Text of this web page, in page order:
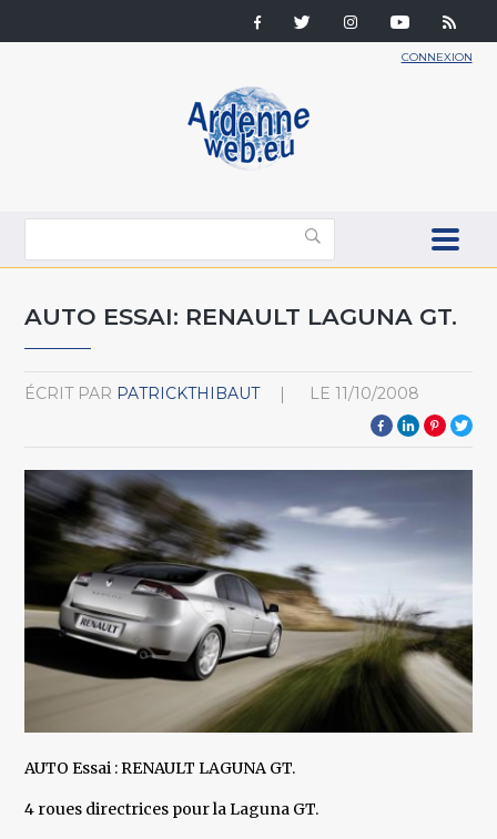
CONNEXION
AUTO ESSAI: RENAULT LAGUNA GT.
ÉCRIT PAR PATRICKTHIBAUT LE 11/10/2008
AUTO Essai : RENAULT LAGUNA GT.
4 roues directrices pour la Laguna GT.